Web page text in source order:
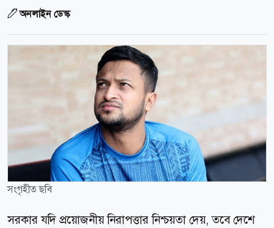
অনলাইন ডেস্ক
সংগৃহীত ছবি
সরকার যদি প্রয়োজনীয় নিরাপত্তার নিশ্চয়তা দেয়, তবে দেশে